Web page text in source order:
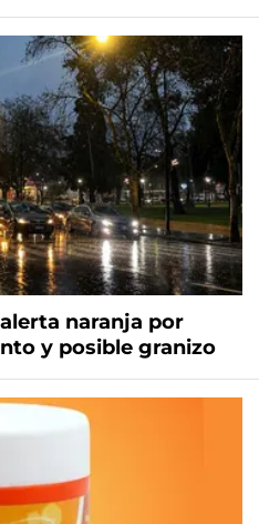
naranja por
y posible granizo